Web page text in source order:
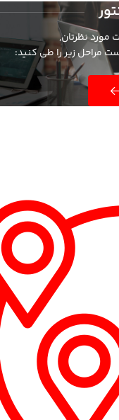
مورد نظرتان,
مراحل زیر را طی کنید: